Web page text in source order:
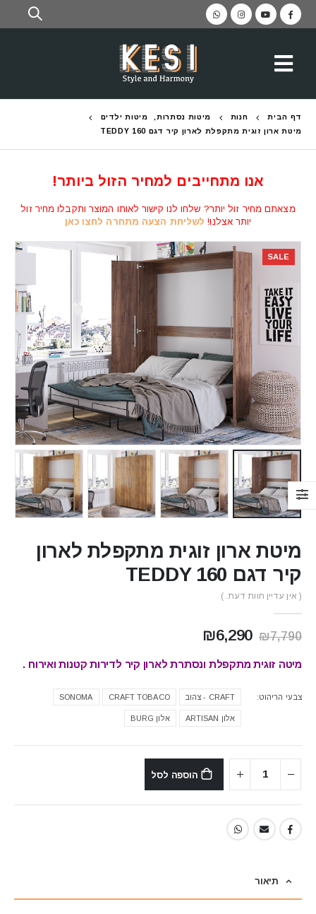
דף הבית חנות מיטות נסתרות,
מיטות ילדים
מיטת ארון זוגית מתקפלת לארון קיר דגם TEDDY 160
אנו מתחייבים למחיר הזול ביותר!
מצאתם מחיר זול יותר? שלחו לנו קישור לאותו המוצר ותקבלו מחיר זול
יותר אצלנו! לשליחת הצעה מתחרה לחצו כאן
SALE
מיטת ארון זוגית מתקפלת לארון
קיר דגם TEDDY 160
( אין עדיין חוות דעת. )
₪7,790
המחיר
היה:
₪6,290
הוא:
מיטה זוגית מתקפלת ונסתרת לארון קיר לדירות קטנות ואירוח .
צבעי הריהוט CRAFT - צהוב CRAFT TOBACO
SONOMA
אלון ARTISAN אלון BURG
הוספה לסל
תיאור